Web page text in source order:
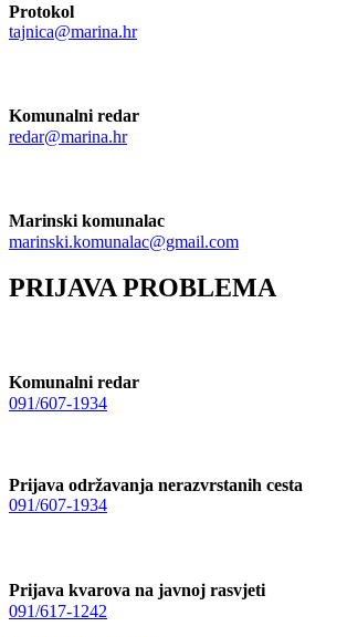
Protokol
tajnica@marina.hr
Komunalni redar
redar@marina.hr
Marinski komunalac
marinski.komunalac@gmail.com
PRIJAVA PROBLEMA
Komunalni redar
091/607-1934
Prijava održavanja nerazvrstanih cesta
091/607-1934
Prijava kvarova na javnoj rasvjeti
091/617-1242